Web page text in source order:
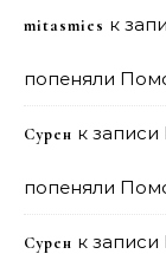
mitasmies к
попеняли
Сурен к записи
попеняли
Сурен к записи